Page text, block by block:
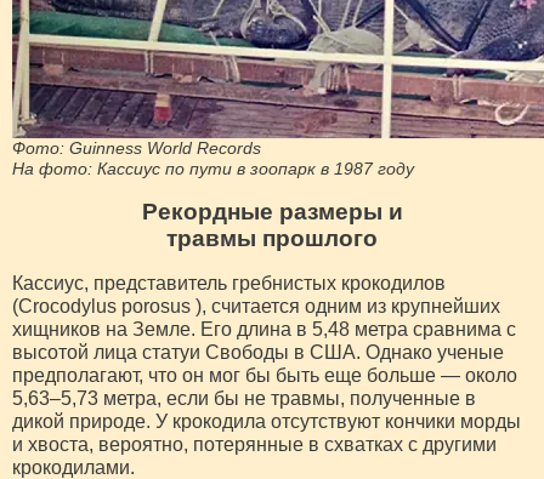
Фото: Guinness World Records
На фото: Кассиус по пути в зоопарк в 1987 году
Рекордные размеры и
травмы прошлого
Кассиус, представитель гребнистых крокодилов
(Crocodylus porosus ), считается одним из крупнейших
хищников на Земле. Его длина в 5,48 метра сравнима с
высотой лица статуи Свободы в США. Однако ученые
предполагают, что он мог бы быть еще больше — около
5,63–5,73 метра, если бы не травмы, полученные в
дикой природе. У крокодила отсутствуют кончики морды
и хвоста, вероятно, потерянные в схватках с другими
крокодилами.